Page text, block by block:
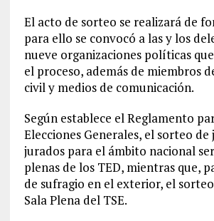
El acto de sorteo se realizará de
para ello se convocó a las y los
nueve organizaciones políticas
el proceso, además de miembros
civil y medios de comunicación.
Según establece el Reglamento
Elecciones Generales, el sorteo de
jurados para el ámbito nacional
plenas de los TED, mientras que,
de sufragio en el exterior, el
Sala Plena del TSE.